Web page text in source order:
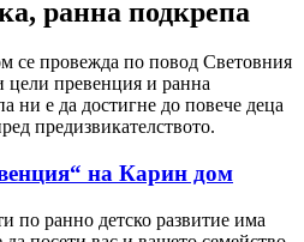
ранна подкрепа
се провежда по повод Световния
цели превенция и ранна
ни е да достигне до повече деца
предизвикателството.
на Карин дом
по ранно детско развитие има